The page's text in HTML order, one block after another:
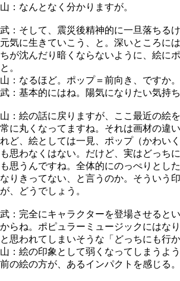
山：なんとなく分かりますが。
武：そして、震災後精神的に一旦落ちる
元気に生きていこう、と。深いところに
ちが沈んだり暗くならないように、絵に
と。
山：なるほど。ポップ＝前向き、ですか。
武：基本的にはね。陽気になりたい気持ち
山：絵の話に戻りますが、ここ最近の絵
常に丸くなってますね。それは画材の違
れど、絵としては一見、ポップ（かわい
も思わなくはない。だけど、実はどっち
も思うんですね。全体的にのっぺりとし
なりきってない、と言うのか。そういう
が、どうでしょう。
武：完全にキャラクターを登場させると
からね。ポピュラーミュージックにはな
と思われてしまいそうな「どっちにも行か
山：絵の印象として弱くなってしまうよ
前の絵の方が、あるインパクトを感じる。